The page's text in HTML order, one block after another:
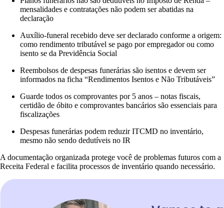
mensalidades e contratações não podem ser abatidas na
declaração
Auxílio-funeral recebido deve ser declarado conforme a origem:
como rendimento tributável se pago por empregador ou como
isento se da Previdência Social
Reembolsos de despesas funerárias são isentos e devem ser
informados na ficha “Rendimentos Isentos e Não Tributáveis”
Guarde todos os comprovantes por 5 anos – notas fiscais,
certidão de óbito e comprovantes bancários são essenciais para
fiscalizações
Despesas funerárias podem reduzir ITCMD no inventário,
mesmo não sendo dedutíveis no IR
A documentação organizada protege você de problemas futuros com a
Receita Federal e facilita processos de inventário quando necessário.